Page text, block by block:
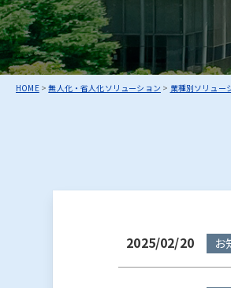
HOME>無人化・省人化ソリューション > 業種別ソリュー
2025/02/20 お